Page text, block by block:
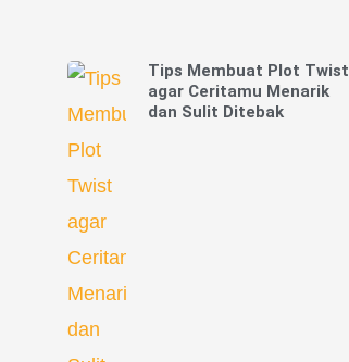
Tips Membuat Plot Twist
agar Ceritamu Menarik
dan Sulit Ditebak